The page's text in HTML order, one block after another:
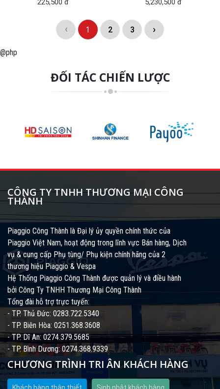
225,500 đ
5,230,500 đ
‹ 1 2 3 ›
@php
ĐỐI TÁC CHIẾN LƯỢC
CÔNG TY TNHH THƯƠNG MẠI CÔNG
THÀNH
Piaggio Công Thành là Đại lý ủy quyền chính thức của
Piaggio Việt Nam, hoạt động trong lĩnh vực Bán hàng, Dịch
vụ & cung cấp Phụ tùng/ Phụ kiện chính hãng của 2
thương hiệu Piaggio & Vespa
Hệ Thống Piaggio Công Thành được quản lý và điều hành
bởi Công Ty TNHH Thương Mại Công Thành
Tổng đài hỗ trợ trực tuyến:
- TP. Thủ Đức: 0283.722.5340
- TP. Biên Hòa: 0251.368.3608
- TP. Dĩ An: 0274.379.5685
- TP. Bình Dương: 0274.368.9339
CHƯƠNG TRÌNH TRI ÂN KHÁCH HÀNG